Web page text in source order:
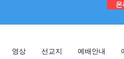
영상 선교지 예배안내
온